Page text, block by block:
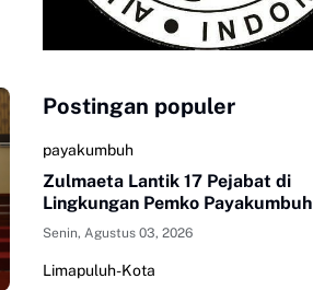
Postingan populer
payakumbuh
Zulmaeta Lantik 17 Pejabat di
Lingkungan Pemko Payakumbuh
Senin, Agustus 03, 2026
Limapuluh-Kota